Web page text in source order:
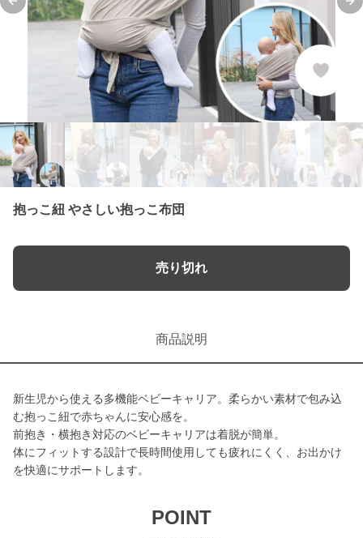
Previous slide
抱っこ紐 やさしい抱っこ布団
売り切れ
商品説明
新生児から使える多機能ベビーキャリア。柔らかい素材で包み込
む抱っこ紐で赤ちゃんに安心感を。
前抱き・横抱き対応のベビーキャリアは着脱が簡単。
体にフィットする設計で長時間使用しても疲れにくく、お出かけ
を快適にサポートします。
POINT